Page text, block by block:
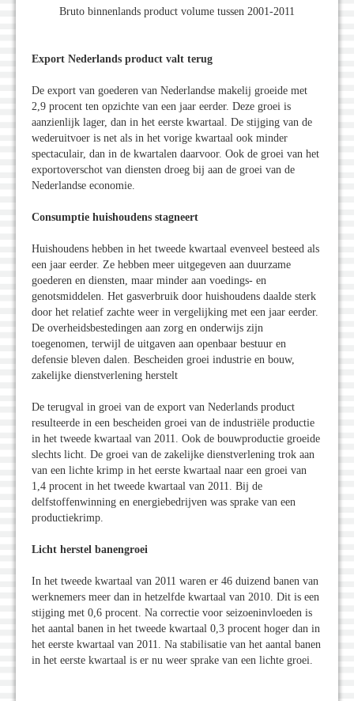
Bruto binnenlands product volume tussen 2001-2011
Export Nederlands product valt terug
De export van goederen van Nederlandse makelij groeide met
2,9 procent ten opzichte van een jaar eerder. Deze groei is
aanzienlijk lager, dan in het eerste kwartaal. De stijging van de
wederuitvoer is net als in het vorige kwartaal ook minder
spectaculair, dan in de kwartalen daarvoor. Ook de groei van het
exportoverschot van diensten droeg bij aan de groei van de
Nederlandse economie.
Consumptie huishoudens stagneert
Huishoudens hebben in het tweede kwartaal evenveel besteed als
een jaar eerder. Ze hebben meer uitgegeven aan duurzame
goederen en diensten, maar minder aan voedings- en
genotsmiddelen. Het gasverbruik door huishoudens daalde sterk
door het relatief zachte weer in vergelijking met een jaar eerder.
De overheidsbestedingen aan zorg en onderwijs zijn
toegenomen, terwijl de uitgaven aan openbaar bestuur en
defensie bleven dalen. Bescheiden groei industrie en bouw,
zakelijke dienstverlening herstelt
De terugval in groei van de export van Nederlands product
resulteerde in een bescheiden groei van de industriële productie
in het tweede kwartaal van 2011. Ook de bouwproductie groeide
slechts licht. De groei van de zakelijke dienstverlening trok aan
van een lichte krimp in het eerste kwartaal naar een groei van
1,4 procent in het tweede kwartaal van 2011. Bij de
delfstoffenwinning en energiebedrijven was sprake van een
productiekrimp.
Licht herstel banengroei
In het tweede kwartaal van 2011 waren er 46 duizend banen van
werknemers meer dan in hetzelfde kwartaal van 2010. Dit is een
stijging met 0,6 procent. Na correctie voor seizoeninvloeden is
het aantal banen in het tweede kwartaal 0,3 procent hoger dan in
het eerste kwartaal van 2011. Na stabilisatie van het aantal banen
in het eerste kwartaal is er nu weer sprake van een lichte groei.